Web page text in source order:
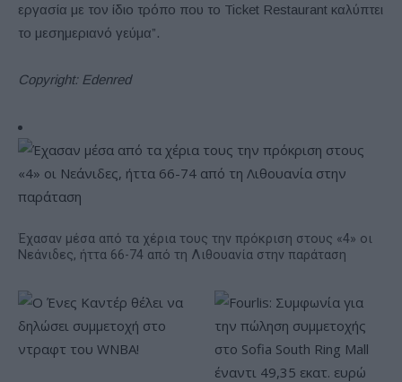
εργασία με τον ίδιο τρόπο που το Ticket Restaurant καλύπτει
το μεσημεριανό γεύμα”.
Copyright: Edenred
Έχασαν μέσα από τα χέρια τους την πρόκριση στους «4» οι
Νεάνιδες, ήττα 66-74 από τη Λιθουανία στην παράταση